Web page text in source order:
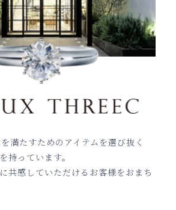
満たすためのアイテムを選び抜く
持っています。
共感していただけるお客様をおまち